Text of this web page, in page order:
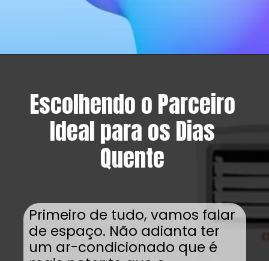
Escolhendo o Parceiro
Ideal para os Dias
Quente
Primeiro de tudo, vamos falar
de espaço. Não adianta ter
um ar-condicionado que é